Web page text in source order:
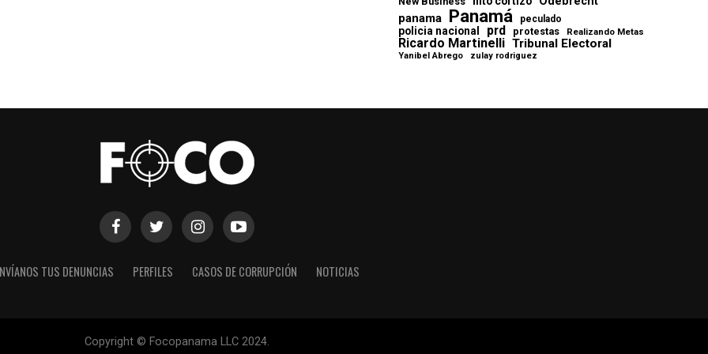
panama Panamá peculado
policia nacional prd protestas Realizando Metas
Ricardo Martinelli Tribunal Electoral
Yanibel Abrego zulay rodriguez
TUS DENUNCIAS PERFILES CASOS DE CORRUPCIÓN NOTICIAS
Copyright © Focopanama LLC 2024.